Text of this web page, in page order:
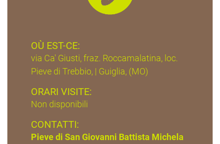
OÙ EST-CE:
via Ca' Giusti, fraz. Roccamalatina, loc.
Pieve di Trebbio, | Guiglia, (MO)
ORARI VISITE:
Non disponibili
CONTATTI:
Pieve di San Giovanni Battista Michela